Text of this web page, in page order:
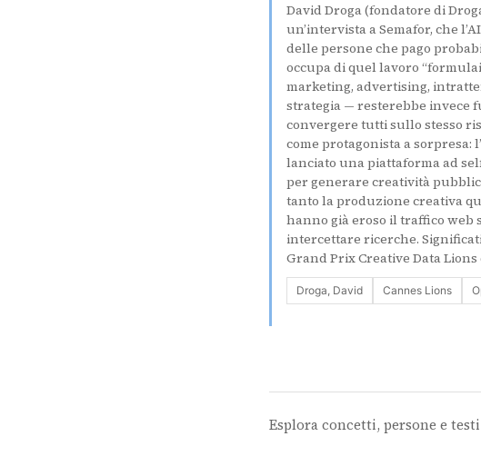
David Droga (fondatore di
un’intervista a Semafor, che
delle persone che pago
occupa di quel lavoro
marketing, advertising,
strategia — resterebbe invece
convergere tutti sullo stesso
come protagonista a
lanciato una piattaforma ad
per generare creatività
tanto la produzione creativa
hanno già eroso il traffico web
intercettare ricerche.
Grand Prix Creative Data
Droga, David Cannes Lions
Esplora concetti, persone e